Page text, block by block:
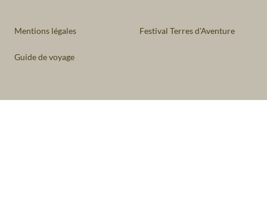
Mentions légales Festival Terres d'Aventure
Guide de voyage